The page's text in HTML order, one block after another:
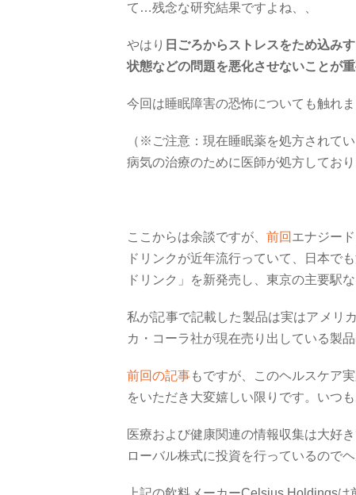
て…残念な研究結果ですよね、、
やはり 日ごろからストレスをため込み
状態などの問題を悪化させないことが
今回は睡眠障害の恐怖についても触れ
（※ご注意：現在睡眠薬を処方されて
病気の治療のために医師が処方してお
ここからは余談ですが、 前回 エナジー
ドリンクが近年流行っていて、日本で
ドリンク」を新発売し、東京の主要駅
私が記事で記載した製品は実はアメリ
カ・コーラ社が現在売り出している製
前回の記事もですが、このヘルスケア
をいただき大変嬉しい限りです。いつ
医療および健康関連の情報収集は大好
ローバル株式に投資を行っているので